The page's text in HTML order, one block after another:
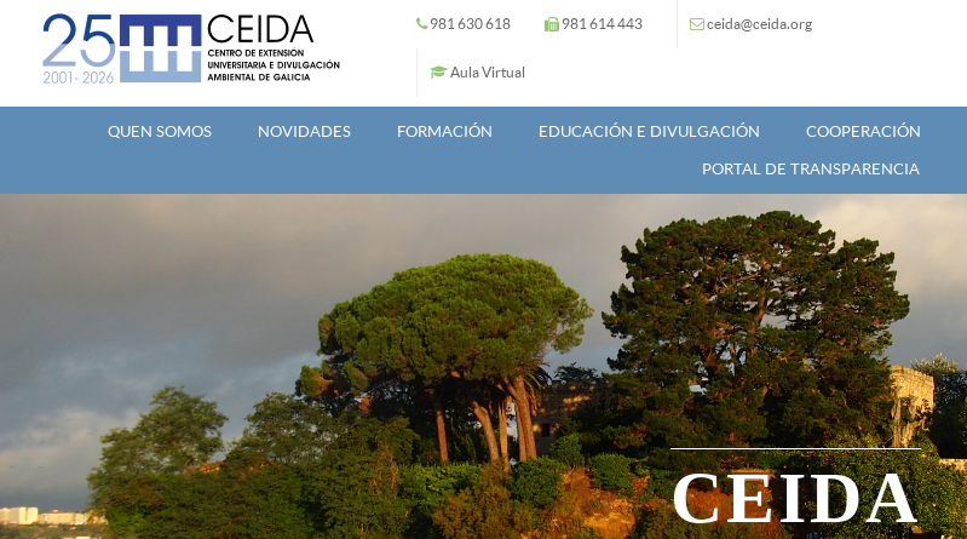
Ir o contido principal 981 630 618 981 614 443 ceida@ceida.org
Aula Virtual
QUEN SOMOS NOVIDADES FORMACIÓN EDUCACIÓN E DIVULGACIÓN COOPERACIÓN
PORTAL DE TRANSPARENCIA
CEIDA